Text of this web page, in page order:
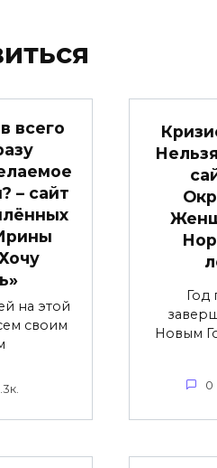
всего
– сайт
на этой
своим
Год
Новым
0